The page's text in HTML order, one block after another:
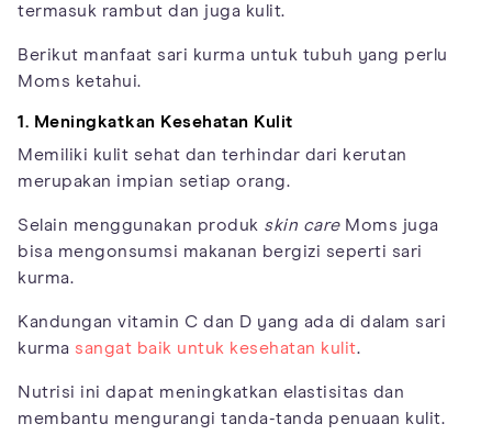
termasuk rambut dan juga kulit.
Berikut manfaat sari kurma untuk tubuh yang perlu
Moms ketahui.
1. Meningkatkan Kesehatan Kulit
Memiliki kulit sehat dan terhindar dari kerutan
merupakan impian setiap orang.
Selain menggunakan produk skin careMoms juga
bisa mengonsumsi makanan bergizi seperti sari
kurma.
Kandungan vitamin C dan D yang ada di dalam sari
kurma sangat baik untuk kesehatan kulit.
Nutrisi ini dapat meningkatkan elastisitas dan
membantu mengurangi tanda-tanda penuaan kulit.